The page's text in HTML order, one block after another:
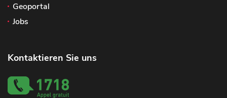
Geoportal
Jobs
Kontaktieren Sie uns